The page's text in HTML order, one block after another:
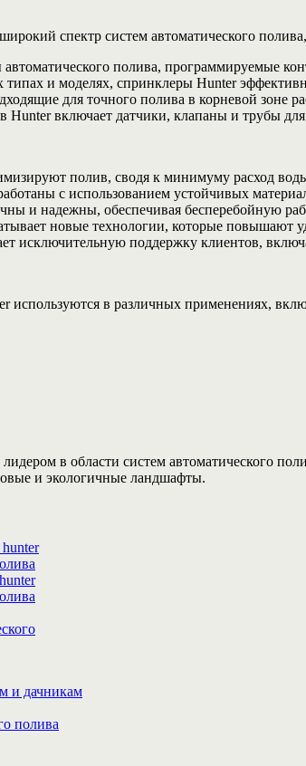
спектр систем автоматического
полива, программируемые
и моделях, спринклеры Hunter
для точного полива в корневой зоне
Hunter включает датчики, клапаны и трубы
полив, сводя к минимуму расход
с использованием устойчивых
и надежны, обеспечивая бесперебойную
новые технологии, которые повышают
исключительную поддержку клиентов,
используются в различных применениях,
в области систем автоматического
и экологичные ландшафты.
и дачникам
полива